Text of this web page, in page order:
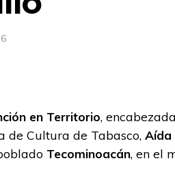
en Territorio,
de Cultura de Tabasco, Aída
Tecominoacán, en el